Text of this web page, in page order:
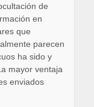
de
en
que
parecen
ha sido y
mayor ventaja
enviados